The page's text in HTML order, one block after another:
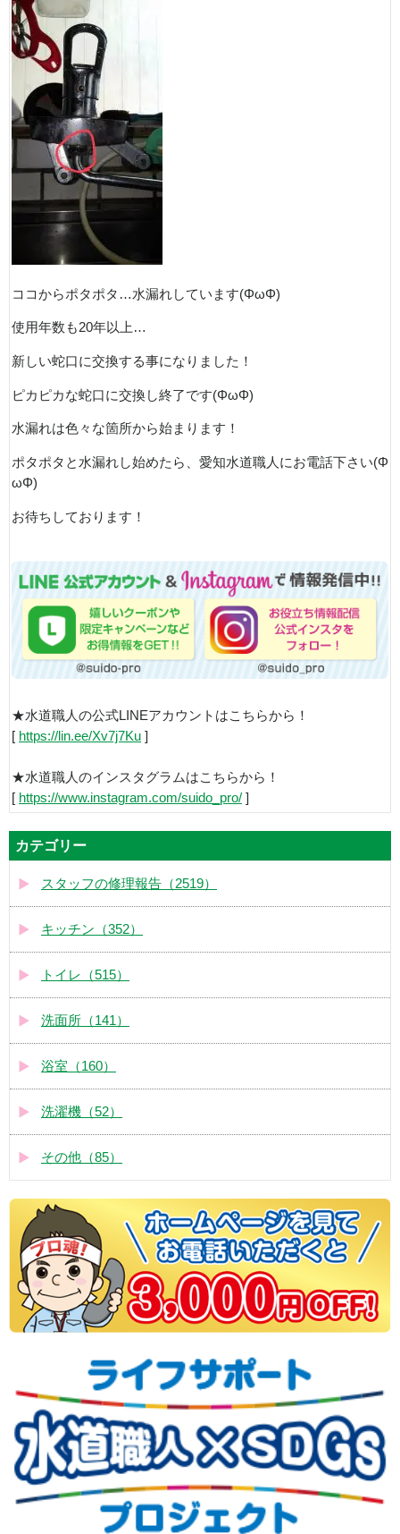
ココからポタポタ…水漏れしています(ΦωΦ)
使用年数も20年以上…
新しい蛇口に交換する事になりました！
ピカピカな蛇口に交換し終了です(ΦωΦ)
水漏れは色々な箇所から始まります！
ポタポタと水漏れし始めたら、愛知水道職人にお電話下さい(Φ
ωΦ)
お待ちしております！
★水道職人の公式LINEアカウントはこちらから！
[ https://lin.ee/Xv7j7Ku ]
★水道職人のインスタグラムはこちらから！
[ https://www.instagram.com/suido_pro/ ]
カテゴリー
スタッフの修理報告（2519）
キッチン（352）
トイレ（515）
洗面所（141）
浴室（160）
洗濯機（52）
その他（85）